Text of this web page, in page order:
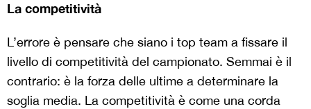
La competitività
L’errore è pensare che siano i top team a fissare il
livello di competitività del campionato. Semmai è il
contrario: è la forza delle ultime a determinare la
soglia media. La competitività è come una corda